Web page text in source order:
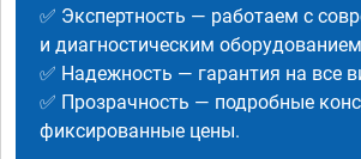
✅ Экспертность — работаем с
и диагностическим
✅ Надежность — гарантия на все
✅ Прозрачность — подробные
фиксированные цены.